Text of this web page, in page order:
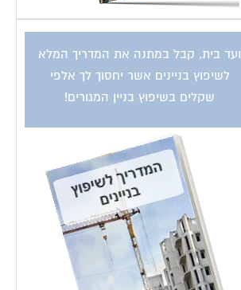
ועד בית, קבל במתנה את המדריך המלא
לשיפוץ בניינים אשר יחסוך לך אלפי
שקלים בשיפוץ בניין המגורים!